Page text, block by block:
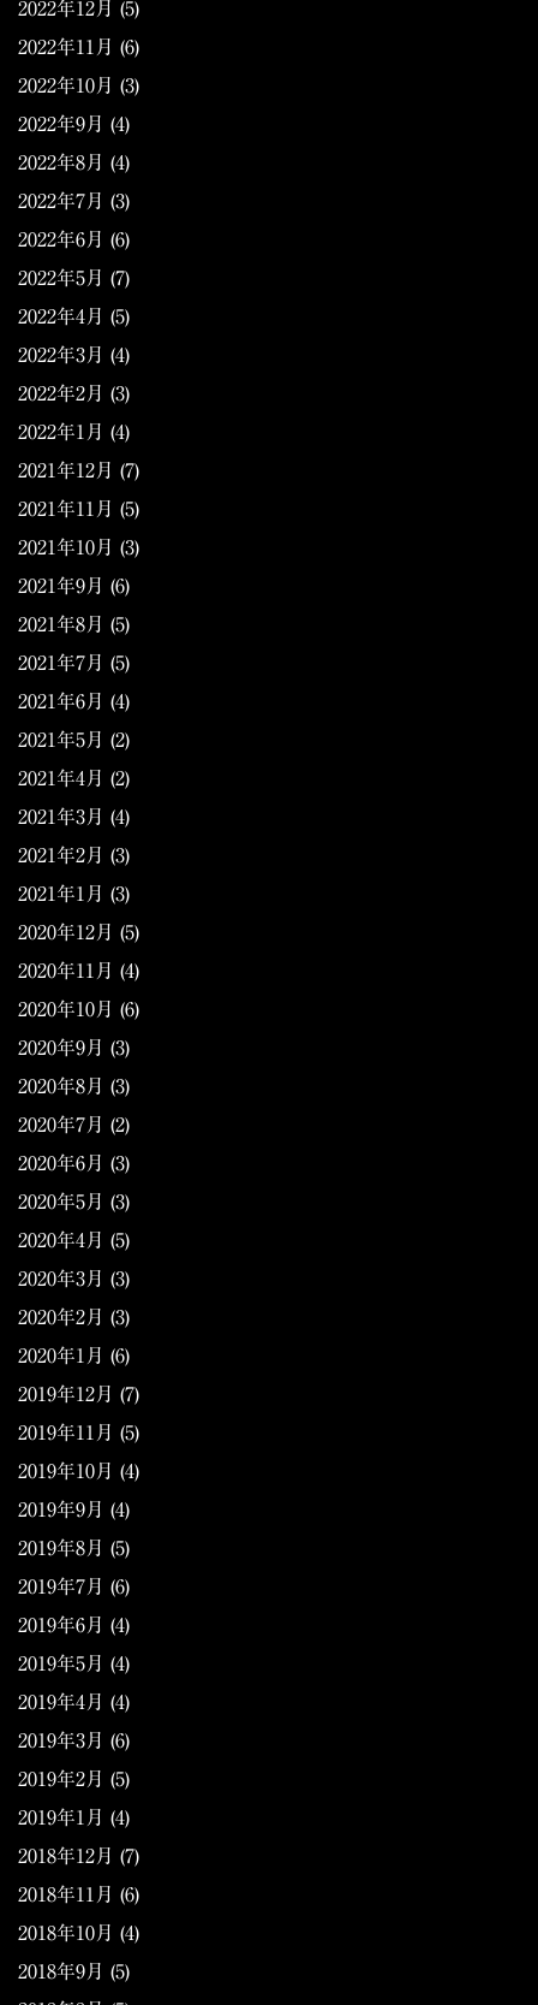
2022年12月 (5)
2022年11月 (6)
2022年10月 (3)
2022年9月 (4)
2022年8月 (4)
2022年7月 (3)
2022年6月 (6)
2022年5月 (7)
2022年4月 (5)
2022年3月 (4)
2022年2月 (3)
2022年1月 (4)
2021年12月 (7)
2021年11月 (5)
2021年10月 (3)
2021年9月 (6)
2021年8月 (5)
2021年7月 (5)
2021年6月 (4)
2021年5月 (2)
2021年4月 (2)
2021年3月 (4)
2021年2月 (3)
2021年1月 (3)
2020年12月 (5)
2020年11月 (4)
2020年10月 (6)
2020年9月 (3)
2020年8月 (3)
2020年7月 (2)
2020年6月 (3)
2020年5月 (3)
2020年4月 (5)
2020年3月 (3)
2020年2月 (3)
2020年1月 (6)
2019年12月 (7)
2019年11月 (5)
2019年10月 (4)
2019年9月 (4)
2019年8月 (5)
2019年7月 (6)
2019年6月 (4)
2019年5月 (4)
2019年4月 (4)
2019年3月 (6)
2019年2月 (5)
2019年1月 (4)
2018年12月 (7)
2018年11月 (6)
2018年10月 (4)
2018年9月 (5)